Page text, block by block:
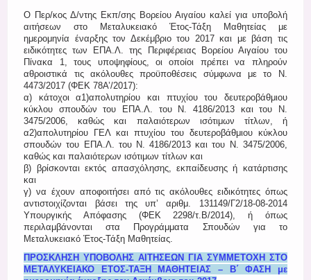
Register
Ο Περ/κος Δ/ντης Εκπ/σης Βορείου Αιγαίου καλεί για υποβολή
αιτήσεων στο Μεταλυκειακό Έτος-Τάξη Μαθητείας με
ημερομηνία έναρξης τον Δεκέμβριο του 2017 και με βάση τις
ειδικότητες των ΕΠΑ.Λ. της Περιφέρειας Βορείου Αιγαίου του
Πίνακα 1, τους υποψηφίους, οι οποίοι πρέπει να πληρούν
αθροιστικά τις ακόλουθες προϋποθέσεις σύμφωνα με το Ν.
4473/2017 (ΦΕΚ 78Α’/2017):
α) κάτοχοι α1)απολυτηρίου και πτυχίου του δευτεροβάθμιου
κύκλου σπουδών του ΕΠΑ.Λ. του Ν. 4186/2013 και του Ν.
3475/2006, καθώς και παλαιότερων ισότιμων τίτλων, ή
α2)απολυτηρίου ΓΕΛ και πτυχίου του δευτεροβάθμιου κύκλου
σπουδών του ΕΠΑ.Λ. του Ν. 4186/2013 και του Ν. 3475/2006,
καθώς και παλαιότερων ισότιμων τίτλων και
β) βρίσκονται εκτός απασχόλησης, εκπαίδευσης ή κατάρτισης
και
γ) να έχουν αποφοιτήσει από τις ακόλουθες ειδικότητες όπως
αντιστοιχίζονται βάσει της υπ’ αριθμ. 131149/Γ2/18-08-2014
Υπουργικής Απόφασης (ΦΕΚ 2298/τ.Β/2014), ή όπως
περιλαμβάνονται στα Προγράμματα Σπουδών για το
Μεταλυκειακό Έτος-Τάξη Μαθητείας.
ΠΡΟΣΚΛΗΣΗ ΥΠΟΒΟΛΗΣ ΑΙΤΗΣΕΩΝ ΓΙΑ ΣΥΜΜΕΤΟΧΗ ΣΤΟ
ΜΕΤΑΛΥΚΕΙΑΚΟ ΕΤΟΣ-ΤΑΞΗ ΜΑΘΗΤΕΙΑΣ – Β΄ ΦΑΣΗ με